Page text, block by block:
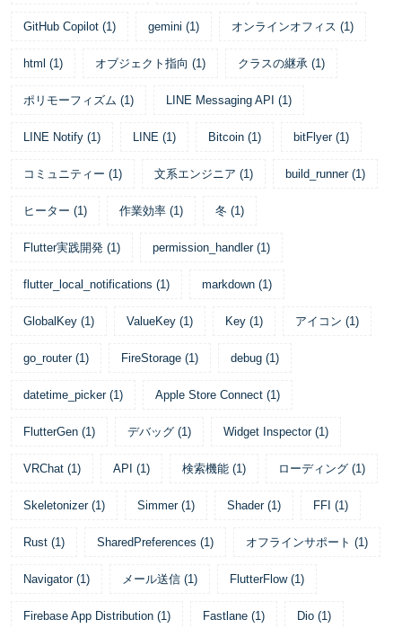
GitHub Copilot (1) gemini (1) オンラインオフィス (1)
html (1) オブジェクト指向 (1) クラスの継承 (1)
ポリモーフィズム (1) LINE Messaging API (1)
LINE Notify (1) LINE (1) Bitcoin (1) bitFlyer (1)
コミュニティー (1) 文系エンジニア (1) build_runner (1)
ヒーター (1) 作業効率 (1) 冬 (1)
Flutter実践開発 (1) permission_handler (1)
flutter_local_notifications (1) markdown (1)
GlobalKey (1) ValueKey (1) Key (1) アイコン (1)
go_router (1) FireStorage (1) debug (1)
datetime_picker (1) Apple Store Connect (1)
FlutterGen (1) デバッグ (1) Widget Inspector (1)
VRChat (1) API (1) 検索機能 (1) ローディング (1)
Skeletonizer (1) Simmer (1) Shader (1) FFI (1)
Rust (1) SharedPreferences (1) オフラインサポート (1)
Navigator (1) メール送信 (1) FlutterFlow (1)
Firebase App Distribution (1) Fastlane (1) Dio (1)